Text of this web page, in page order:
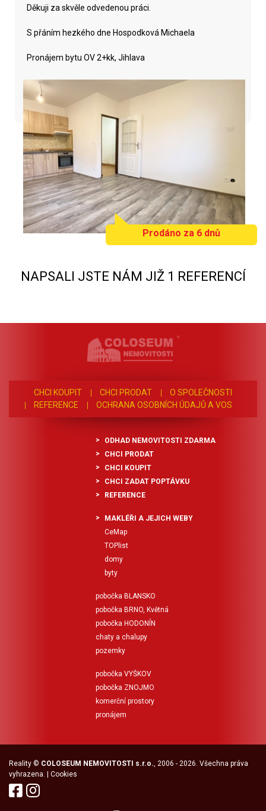
Děkuji za skvěle odvedenou práci.
S přáním hezkého dne Hospodková Michaela
Pronájem bytu OV 2+kk, Jihlava
Prodáno za 6 dnů
NAPSALI JSTE NÁM JIŽ 1 REFERENCÍ
CHCI KOUPIT CHCI PRODAT
O SPOLEČNOSTI
REFERENCE
OCHRANA OSOBNÍCH ÚDAJŮ A VOS
ODHAD NEMOVITOSTI ZDARMA
CHCI PRODAT
CHCI KOUPIT
CHCI ZADAT POPTÁVKU
REFERENCE
MAKLÉŘI A JEJICH WEBY
CeMap
TOPlist
domy
byty
pobočka BLANSKO
pobočka BRNO, Květná
pobočka HODONÍN
chaty a chalupy
pozemky
pobočka VYŠKOV
pobočka ZNOJMO
komerční prostory
pronájem
Reality © COLOSEUM NEMOVITOSTI s.r.o. , 2006 - 2026. Všechna práva
vyhrazena. | Cookies